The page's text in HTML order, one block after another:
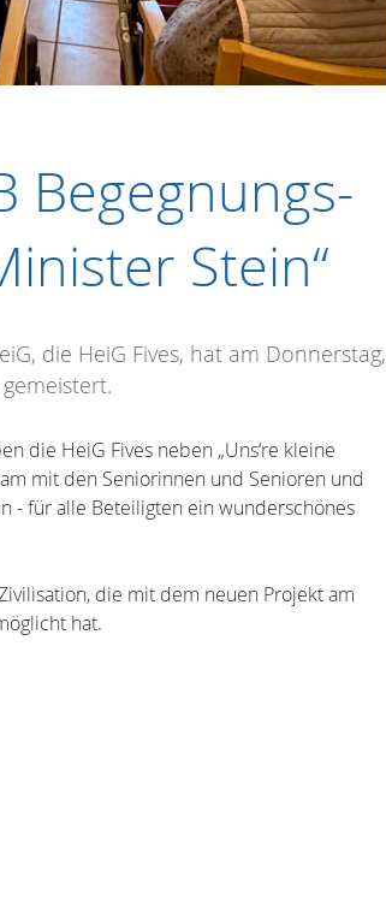
Begegnungs-
Stein“
die HeiG Fives, hat am Donnerstag,
die HeiG Fives neben „Uns‘re kleine
mit den Seniorinnen und Senioren und
- für alle Beteiligten ein wunderschönes
die mit dem neuen Projekt am
hat.